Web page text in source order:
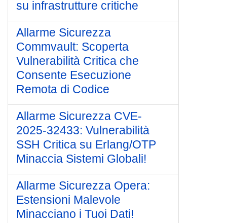
su infrastrutture critiche
Allarme Sicurezza
Commvault: Scoperta
Vulnerabilità Critica che
Consente Esecuzione
Remota di Codice
Allarme Sicurezza CVE-
2025-32433: Vulnerabilità
SSH Critica su Erlang/OTP
Minaccia Sistemi Globali!
Allarme Sicurezza Opera:
Estensioni Malevole
Minacciano i Tuoi Dati!